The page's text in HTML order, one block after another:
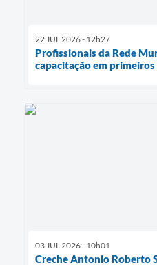
22 JUL 2026 - 12h27
Profissionais da Rede
capacitação em
03 JUL 2026 - 10h01
Creche Antonio Roberto